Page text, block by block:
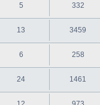
5 332
13 3459
6 258
24 1461